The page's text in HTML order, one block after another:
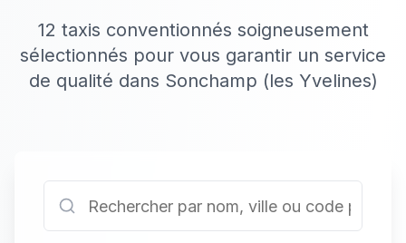
12 taxis conventionnés soigneusement
sélectionnés pour vous garantir un service
de qualité dans Sonchamp (les Yvelines)